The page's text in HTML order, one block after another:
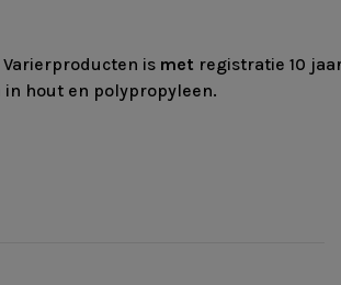
is met registratie 10
hout en polypropyleen.